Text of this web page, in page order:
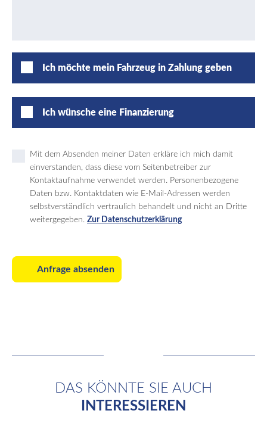
Ich möchte mein Fahrzeug in Zahlung geben
Ich wünsche eine Finanzierung
Mit dem Absenden meiner Daten erkläre ich mich damit
einverstanden, dass diese vom Seitenbetreiber zur
Kontaktaufnahme verwendet werden. Personenbezogene
Daten bzw. Kontaktdaten wie E-Mail-Adressen werden
selbstverständlich vertraulich behandelt und nicht an Dritte
weitergegeben. Zur Datenschutzerklärung
Anfrage absenden
DAS KÖNNTE SIE AUCH
INTERESSIEREN